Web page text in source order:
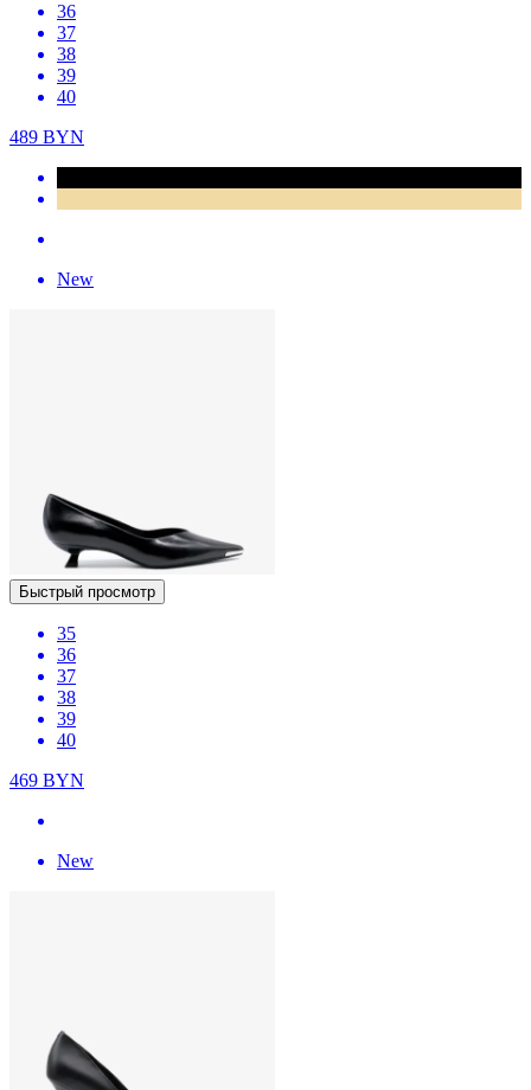
36
37
38
39
40
489 BYN
New
Быстрый просмотр
35
36
37
38
39
40
469 BYN
New